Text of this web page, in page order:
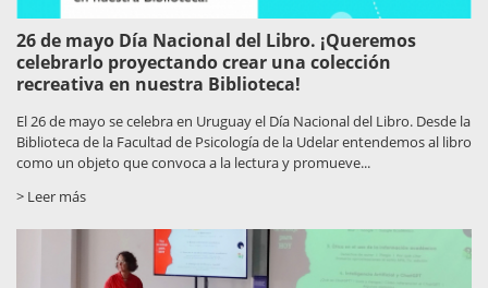
26 de mayo Día Nacional del Libro. ¡Queremos
celebrarlo proyectando crear una colección
recreativa en nuestra Biblioteca!
El 26 de mayo se celebra en Uruguay el Día Nacional del Libro. Desde la
Biblioteca de la Facultad de Psicología de la Udelar entendemos al libro
como un objeto que convoca a la lectura y promueve...
> Leer más